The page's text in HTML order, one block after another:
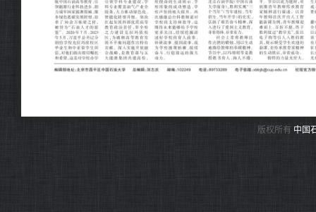
版权所有 中国